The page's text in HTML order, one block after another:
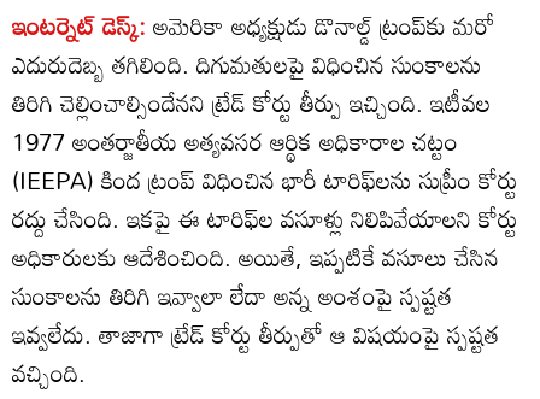
ఇంటర్నెట్ డెస్క్:అమెరికా అధ్యక్షుడు డొనాల్డ్ ట్రంప్‌కు మరో
ఎదురుదెబ్బ తగిలింది. దిగుమతులపై విధించిన సుంకాలను
తిరిగి చెల్లించాల్సిందేనని ట్రేడ్‌ కోర్టు తీర్పు ఇచ్చింది. ఇటీవల
1977 అంతర్జాతీయ అత్యవసర ఆర్థిక అధికారాల చట్టం
(IEEPA) కింద ట్రంప్‌ విధించిన భారీ టారిఫ్‌లను సుప్రీం కోర్టు
రద్దు చేసింది. ఇకపై ఈ టారిఫ్‌ల వసూళ్లు నిలిపివేయాలని కోర్టు
అధికారులకు ఆదేశించింది. అయితే, ఇప్పటికే వసూలు చేసిన
సుంకాలను తిరిగి ఇవ్వాలా లేదా అన్న అంశంపై స్పష్టత
ఇవ్వలేదు. తాజాగా ట్రేడ్ కోర్టు తీర్పుతో ఆ విషయంపై స్పష్టత
వచ్చింది.